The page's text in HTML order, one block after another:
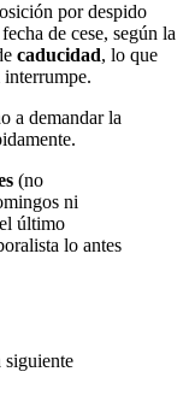
por despido
de cese, según la
caducidad, lo que
interrumpe.
a demandar la
(no
ni
último
lo antes
siguiente